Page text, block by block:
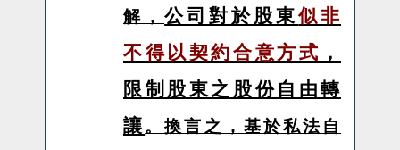
解，公司對於股東似非
不得以契約合意方式 ，
限制股東之股份自由轉
讓 。換言之，基於私法自